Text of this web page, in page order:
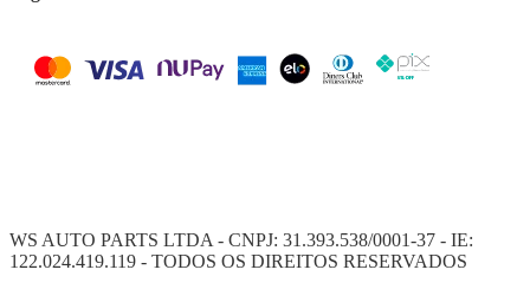
WS AUTO PARTS LTDA - CNPJ: 31.393.538/0001-37 - IE:
122.024.419.119 - TODOS OS DIREITOS RESERVADOS